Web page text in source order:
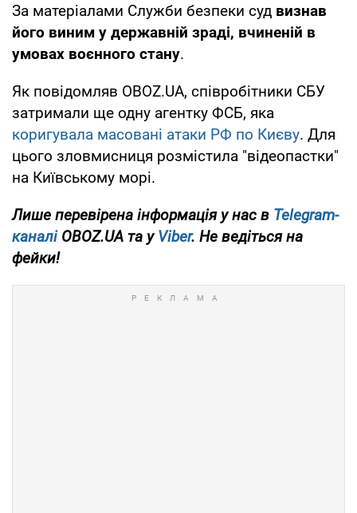
За матеріалами Служби безпеки суд визнав
його виним у державній зраді, вчиненій в
умовах воєнного стану.
Як повідомляв OBOZ.UA, співробітники СБУ
затримали ще одну агентку ФСБ, яка
коригувала масовані атаки РФ по Києву. Для
цього зловмисниця розмістила "відеопастки"
на Київському морі.
Лише перевірена інформація у нас в Telegram-
каналіOBOZ.UA та уViber. Не ведіться на
фейки!